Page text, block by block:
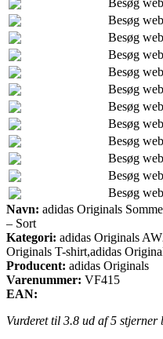
Besøg
Besøg
Besøg
Besøg
Besøg
Besøg
Besøg
Besøg
Besøg
Besøg
Besøg
Navn: adidas Originals
– Sort
Kategori: adidas Originals
Originals T-shirt,adidas
Producent: adidas Originals
Varenummer: VF415
EAN:
Vurderet til 3.8 ud af 5 stjerner